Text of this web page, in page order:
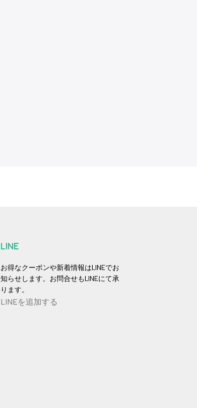
LINE
お得なクーポンや新着情報はLINEでお
知らせします。お問合せもLINEにて承
ります。
LINEを追加する